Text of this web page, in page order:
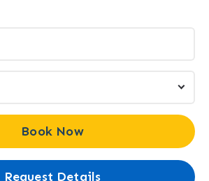
Book Now
Request Details